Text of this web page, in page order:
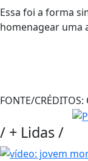
Essa foi a forma
homenagear uma
FONTE/CRÉDITOS:
/ + Lidas/